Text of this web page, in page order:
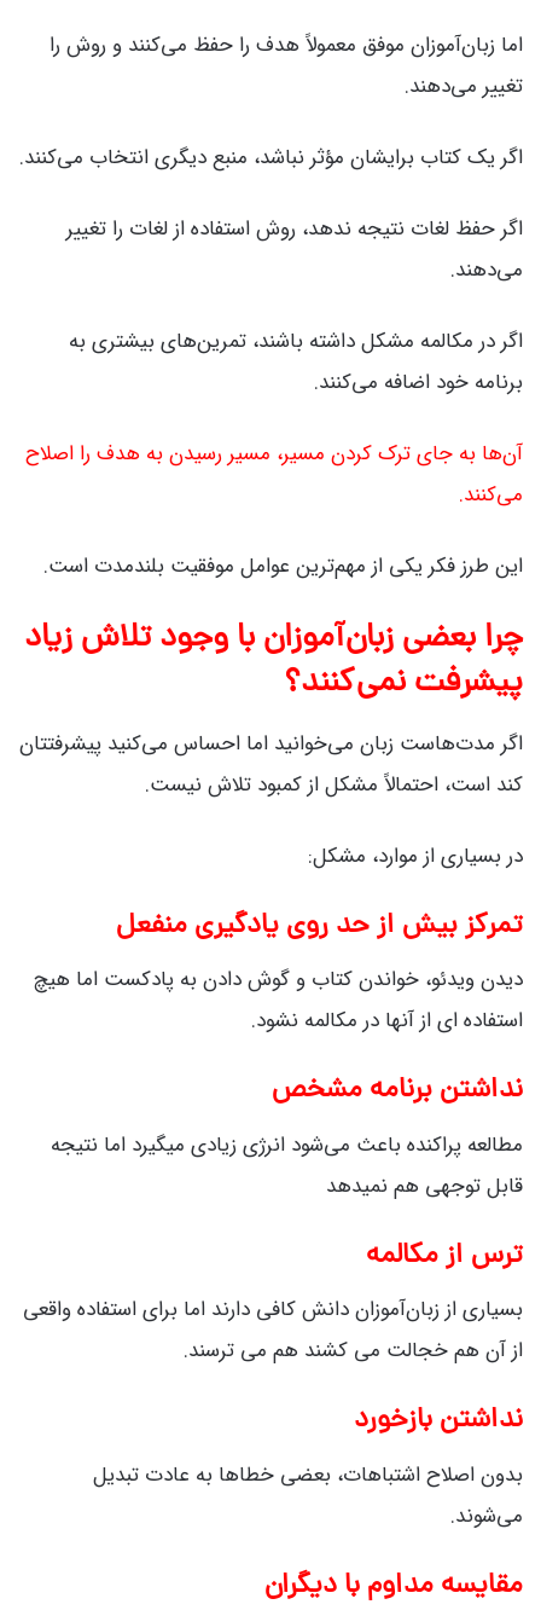
اما زبان‌آموزان موفق معمولاً هدف را حفظ می‌کنند و روش را
تغییر می‌دهند.
اگر یک کتاب برایشان مؤثر نباشد، منبع دیگری انتخاب می‌کنند.
اگر حفظ لغات نتیجه ندهد، روش استفاده از لغات را تغییر
می‌دهند.
اگر در مکالمه مشکل داشته باشند، تمرین‌های بیشتری به
برنامه خود اضافه می‌کنند.
آن‌ها به جای ترک کردن مسیر، مسیر رسیدن به هدف را اصلاح
می‌کنند.
این طرز فکر یکی از مهم‌ترین عوامل موفقیت بلندمدت است.
چرا بعضی زبان‌آموزان با وجود تلاش زیاد
پیشرفت نمی‌کنند؟
اگر مدت‌هاست زبان می‌خوانید اما احساس می‌کنید پیشرفتتان
کند است، احتمالاً مشکل از کمبود تلاش نیست.
در بسیاری از موارد، مشکل:
تمرکز بیش از حد روی یادگیری منفعل
دیدن ویدئو، خواندن کتاب و گوش دادن به پادکست اما هیچ
استفاده ای از آنها در مکالمه نشود.
نداشتن برنامه مشخص
مطالعه پراکنده باعث می‌شود انرژی زیادی میگیرد اما نتیجه
قابل توجهی هم نمیدهد
ترس از مکالمه
بسیاری از زبان‌آموزان دانش کافی دارند اما برای استفاده واقعی
از آن هم خجالت می کشند هم می ترسند.
نداشتن بازخورد
بدون اصلاح اشتباهات، بعضی خطاها به عادت تبدیل
می‌شوند.
مقایسه مداوم با دیگران